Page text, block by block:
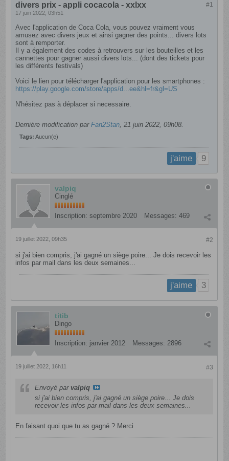
#1
divers prix - appli cocacola - xxlxx
17 juin 2022, 03h51
Avec l'application de Coca Cola, vous pouvez vraiment vous
amusez avec divers jeux et ainsi gagner des points... divers lots
sont à remporter.
Il y a également des codes à retrouvers sur les bouteilles et les
cannettes pour gagner aussi divers lots... (dont des tickets pour
les différents festivals)
Voici le lien pour télécharger l'application pour les smartphones :
https://play.google.com/store/apps/d...ee&hl=fr&gl=US
N'hésitez pas à déplacer si necessaire.
Dernière modification parFan2Stan,21 juin 2022, 09h08.
Tags: Aucun(e)
j'aime 9
valpiq
Cinglé
Inscription: septembre 2020 Messages: 469
#2
19 juillet 2022, 09h35
si j'ai bien compris, j'ai gagné un siège poire... Je dois recevoir les
infos par mail dans les deux semaines...
j'aime 3
titib
Dingo
Inscription: janvier 2012 Messages: 2896
#3
19 juillet 2022, 16h11
Envoyé par valpiq
si j'ai bien compris, j'ai gagné un siège poire... Je dois
recevoir les infos par mail dans les deux semaines...
En faisant quoi que tu as gagné ? Merci